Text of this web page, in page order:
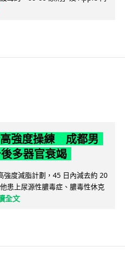
強度操練 成都男
多器官衰竭
強度減脂計劃，45 日內減去約 20
患上尿源性膿毒症、膿毒性休克
全文